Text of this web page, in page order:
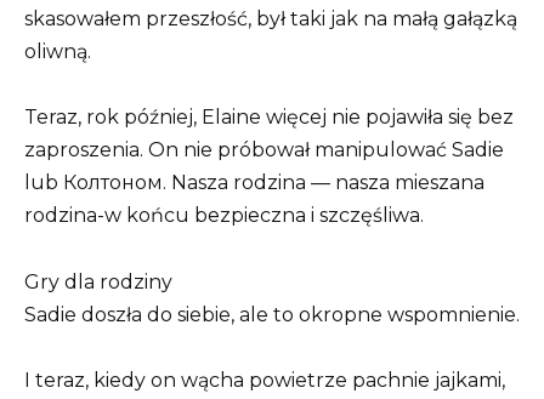
skasowałem przeszłość, był taki jak na małą gałązką
oliwną.
Teraz, rok później, Elaine więcej nie pojawiła się bez
zaproszenia. On nie próbował manipulować Sadie
lub Колтоном. Nasza rodzina — nasza mieszana
rodzina-w końcu bezpieczna i szczęśliwa.
Gry dla rodziny
Sadie doszła do siebie, ale to okropne wspomnienie.
I teraz, kiedy on wącha powietrze pachnie jajkami,